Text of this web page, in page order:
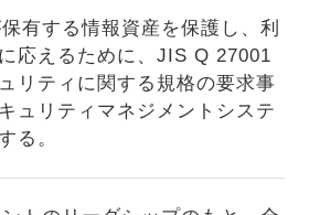
有する情報資産を保護し、利
応えるために、JIS Q 27001
リティに関する規格の要求事
ュリティマネジメントシステ
る。